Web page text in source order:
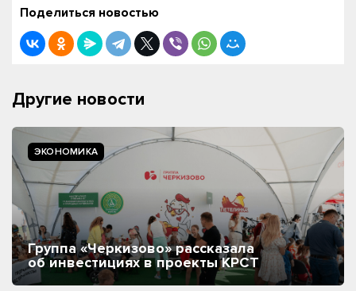
Поделиться новостью
Другие новости
ЭКОНОМИКА
Группа «Черкизово» рассказала
об инвестициях в проекты КРСТ